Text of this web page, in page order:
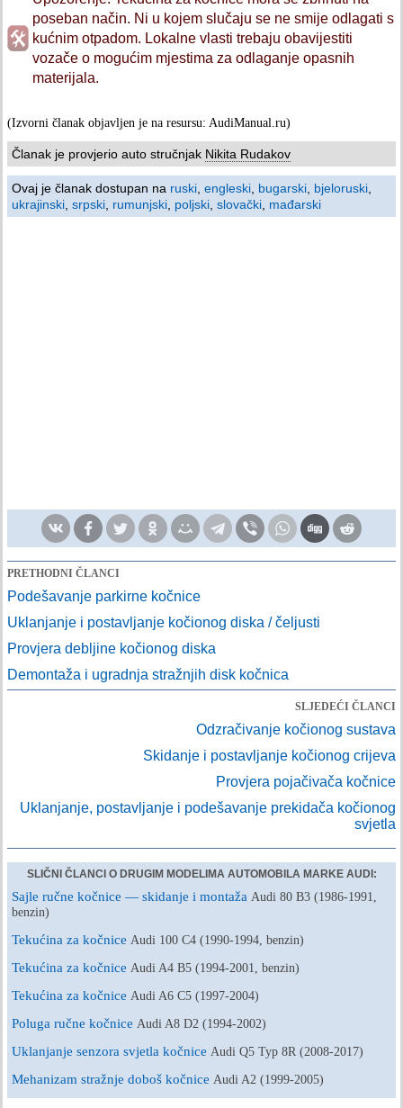
poseban način. Ni u kojem slučaju se ne smije odlagati s
kućnim otpadom. Lokalne vlasti trebaju obavijestiti
vozače o mogućim mjestima za odlaganje opasnih
materijala.
(Izvorni članak objavljen je na resursu: AudiManual.ru)
Članak je provjerio auto stručnjak Nikita Rudakov
Ovaj je članak dostupan na ruski engleski bugarski bjeloruski
ukrajinski srpski rumunjski poljski slovački mađarski
PRETHODNI ČLANCI
Podešavanje parkirne kočnice
Uklanjanje i postavljanje kočionog diska / čeljusti
Provjera debljine kočionog diska
Demontaža i ugradnja stražnjih disk kočnica
SLJEDEĆI ČLANCI
Odzračivanje kočionog sustava
Skidanje i postavljanje kočionog crijeva
Provjera pojačivača kočnice
Uklanjanje, postavljanje i podešavanje prekidača kočionog
svjetla
SLIČNI ČLANCI O DRUGIM MODELIMA AUTOMOBILA MARKE AUDI:
Sajle ručne kočnice — skidanje i montaža Audi 80 B3 (1986-1991,
benzin)
Tekućina za kočnice Audi 100 C4 (1990-1994, benzin)
Tekućina za kočnice Audi A4 B5 (1994-2001, benzin)
Tekućina za kočnice Audi A6 C5 (1997-2004)
Poluga ručne kočnice Audi A8 D2 (1994-2002)
Uklanjanje senzora svjetla kočnice Audi Q5 Typ 8R (2008-2017)
Mehanizam stražnje doboš kočnice Audi A2 (1999-2005)